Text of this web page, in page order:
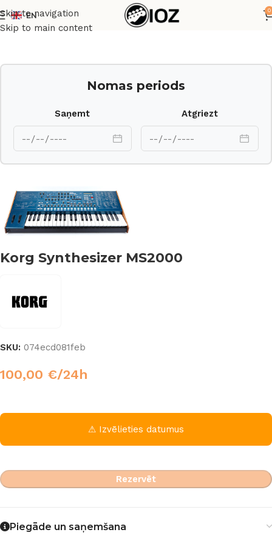
Skip to navigation
Skip to main content
EN
0
Sākums Taustiņinstrumenti Sintezatori
Nomas periods
Saņemt Atgriezt
Korg Synthesizer MS2000
SKU: 074ecd081feb
100,00 €/24h
⚠ Izvēlieties datumus
Rezervēt
Piegāde un saņemšana